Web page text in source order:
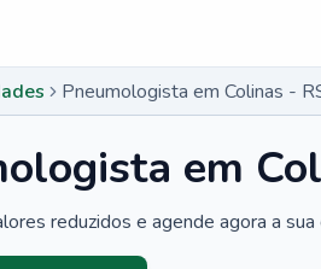
Pneumologista em Colinas -
em
reduzidos e agende agora a sua